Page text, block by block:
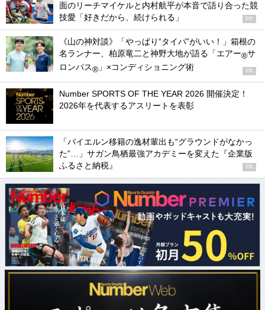
面のリーチマイケルと内村航平が本音で語り合った競
技愛「好きだから、続けられる」
PR
《山の神対談》「やっぱり“タイパ”がいい！」箱根の
名ランナー、柏原竜二と神野大地が語る「エアー®サ
ロンパス® 」×コンディショニング術 PR
Number SPORTS OF THE YEAR 2026 開催決定！
2026年を代表するアスリートを表彰
「バイエルン移籍の逸材輩出も“グラウンドがなかっ
た”…」サガン鳥栖最強アカデミーを変えた『企業版
ふるさと納税』
PR